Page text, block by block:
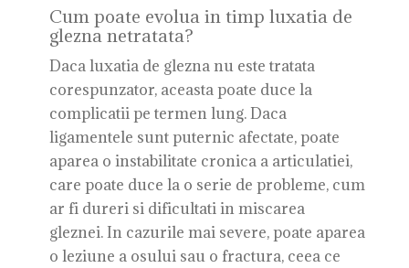
Cum poate evolua in timp luxatia de
glezna netratata?
Daca luxatia de glezna nu este tratata
corespunzator, aceasta poate duce la
complicatii pe termen lung. Daca
ligamentele sunt puternic afectate, poate
aparea o instabilitate cronica a articulatiei,
care poate duce la o serie de probleme, cum
ar fi dureri si dificultati in miscarea
gleznei. In cazurile mai severe, poate aparea
o leziune a osului sau o fractura, ceea ce